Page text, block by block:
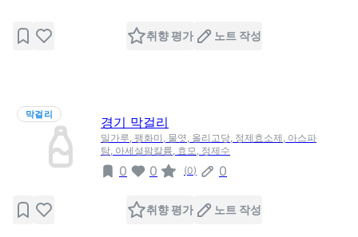
취향 평가 노트 작성
막걸리
경기 막걸리
밀가루, 팽화미, 물엿, 올리고당, 정제효소제, 아스파
탐, 아세설팜칼륨, 효모, 정제수
0 0 (0) 0
취향 평가 노트 작성